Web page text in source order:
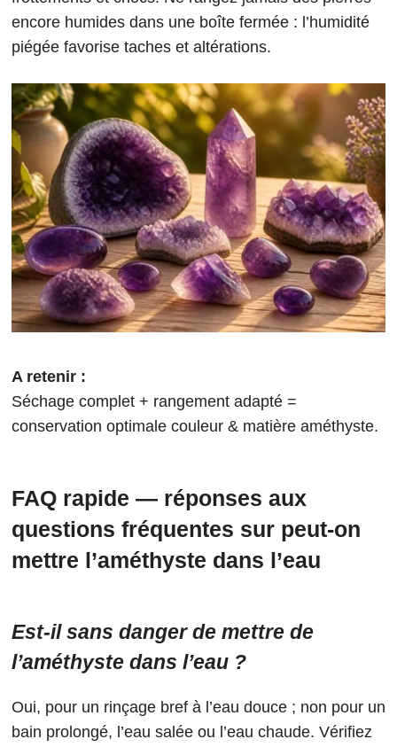
encore humides dans une boîte fermée : l’humidité
piégée favorise taches et altérations.
A retenir :
Séchage complet + rangement adapté =
conservation optimale couleur & matière améthyste.
FAQ rapide — réponses aux
questions fréquentes sur peut-on
mettre l’améthyste dans l’eau
Est-il sans danger de mettre de
l’améthyste dans l’eau ?
Oui, pour un rinçage bref à l’eau douce ; non pour un
bain prolongé, l’eau salée ou l’eau chaude. Vérifiez